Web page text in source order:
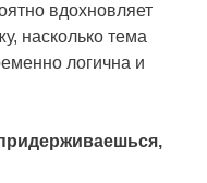
вдохновляет
насколько тема
логична и